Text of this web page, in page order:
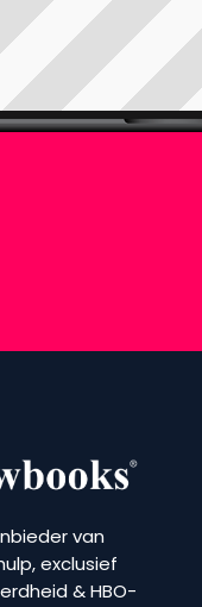
van
exclusief
& HBO-